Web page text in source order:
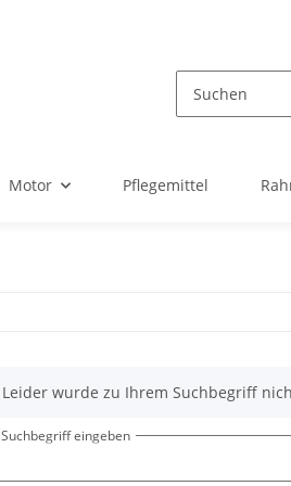
Motor Pflegemittel
xLeider wurde zu Ihrem Suchbegriff
Suchbegriff eingeben